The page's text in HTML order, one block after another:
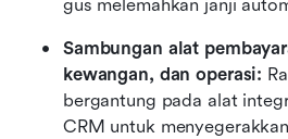
gus melemahkan janji
Sambungan alat
kewangan, dan operasi:
bergantung pada alat
CRM untuk